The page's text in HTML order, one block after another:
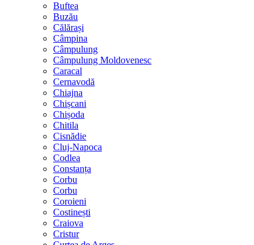
Buftea
Buzău
Călărași
Câmpina
Câmpulung
Câmpulung Moldovenesc
Caracal
Cernavodă
Chiajna
Chișcani
Chișoda
Chitila
Cisnădie
Cluj-Napoca
Codlea
Constanța
Corbu
Corbu
Coroieni
Costinești
Craiova
Cristur